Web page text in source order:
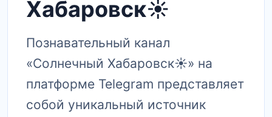
Хабаровск☀️
Познавательный канал
«Солнечный Хабаровск☀️» на
платформе Telegram представляет
собой уникальный источник